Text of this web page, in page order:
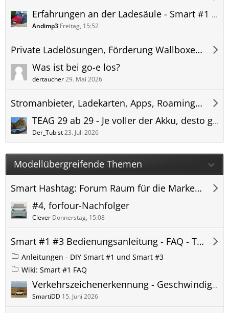
Erfahrungen an der Ladesäule - Smart #1 laden - Bilder und Erkenntnisse - Ladestation, öffentlich.
Andimp3 Freitag, 15:52
Private Ladelösungen, Förderung Wallboxen und Kabel
Was ist bei go-e los?
dertaucher29. Mai 2026
Stromanbieter, Ladekarten, Apps, Roaming und Abrechnung
TEAG 29 ab 29 - Je voller der Akku, desto günstiger.
Der_Tubist23. Juli 2026
Modellübergreifende Themen
Smart Hashtag: Forum Raum für die Marke und weitere Modelle...
#4, forfour-Nachfolger
Clever Donnerstag, 15:08
Smart #1 #3 Bedienungsanleitung - FAQ - Tipps und Tricks
Anleitungen - DIY Smart #1 und Smart #3
Wiki: Smart #1 FAQ
Verkehrszeichenerkennung - Geschwindigkeitsbegrenzung LIM - Tempomat bremst Smart #1 Reaktion
SmartiDD 15. Juni 2026